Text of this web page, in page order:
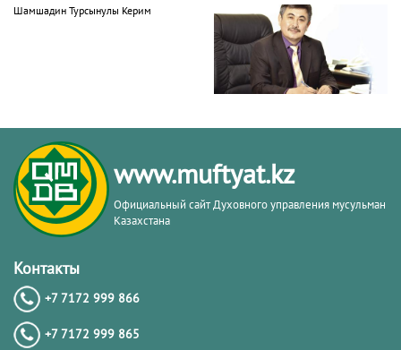
Шамшадин Турсынулы Керим
Сансызбай Құрбанұлы
www.muftyat.kz
Официальный сайт Духовного управления мусульман
Казахстана
Контакты
+7 7172 999 866
+7 7172 999 865